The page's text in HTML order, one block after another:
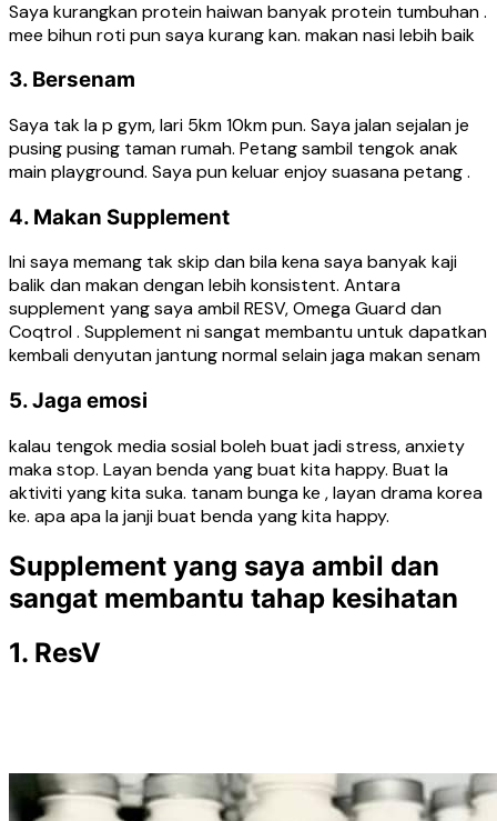
Saya kurangkan protein haiwan banyak protein tumbuhan .
mee bihun roti pun saya kurang kan. makan nasi lebih baik
3. Bersenam
Saya tak la p gym, lari 5km 10km pun. Saya jalan sejalan je
pusing pusing taman rumah. Petang sambil tengok anak
main playground. Saya pun keluar enjoy suasana petang .
4. Makan Supplement
Ini saya memang tak skip dan bila kena saya banyak kaji
balik dan makan dengan lebih konsistent. Antara
supplement yang saya ambil RESV, Omega Guard dan
Coqtrol . Supplement ni sangat membantu untuk dapatkan
kembali denyutan jantung normal selain jaga makan senam
5. Jaga emosi
kalau tengok media sosial boleh buat jadi stress, anxiety
maka stop. Layan benda yang buat kita happy. Buat la
aktiviti yang kita suka. tanam bunga ke , layan drama korea
ke. apa apa la janji buat benda yang kita happy.
Supplement yang saya ambil dan
sangat membantu tahap kesihatan
1. ResV